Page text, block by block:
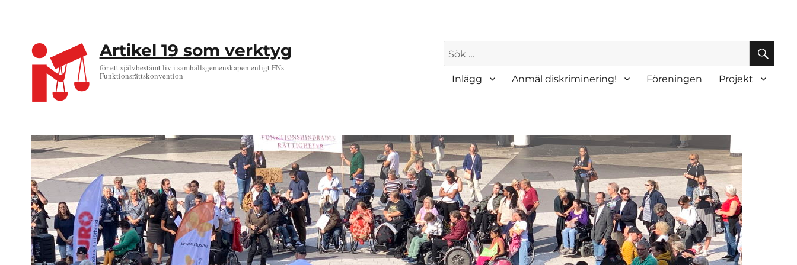
Artikel 19 som verktyg
för ett självbestämt liv i samhällsgemenskapen enligt FNs
Funktionsrättskonvention
Sök
efter:
SÖK
Inlägg Anmäl diskriminering! Föreningen Projekt